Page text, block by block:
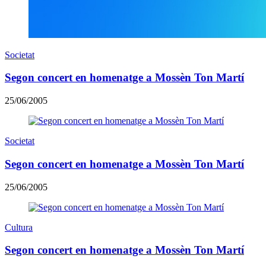
Societat
Segon concert en homenatge a Mossèn Ton Martí
25/06/2005
Societat
Segon concert en homenatge a Mossèn Ton Martí
25/06/2005
Cultura
Segon concert en homenatge a Mossèn Ton Martí